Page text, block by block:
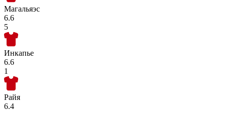
Магальяэс
6.6
5
Инкапье
6.6
1
Райя
6.4